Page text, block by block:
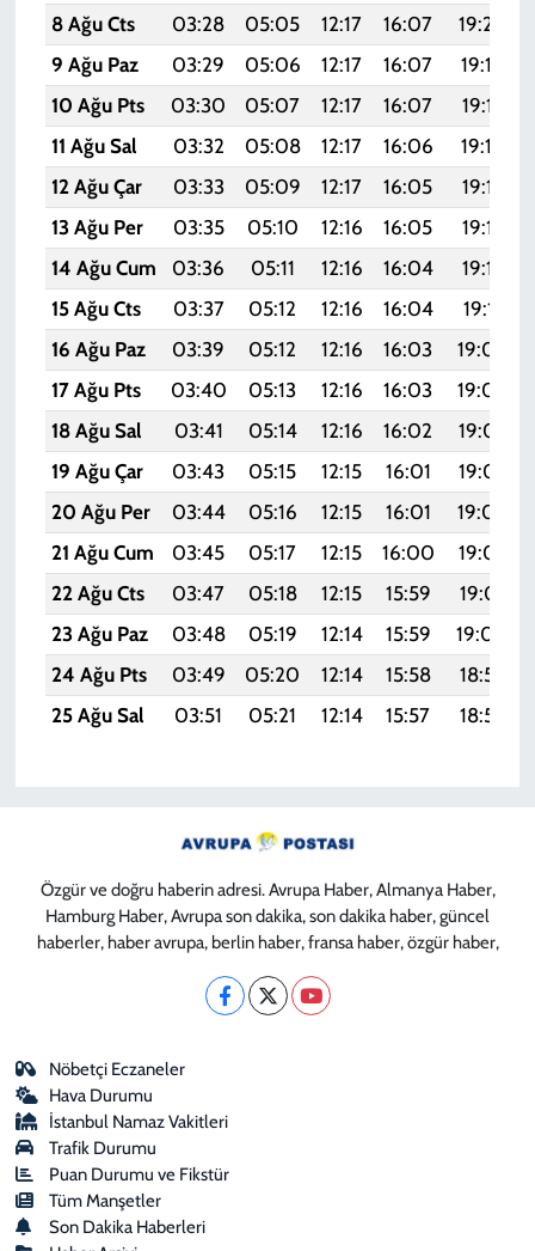
8 Ağu Cts
03:28 05:05 12:17 16:07 19:20
9 Ağu Paz
03:29 05:06 12:17 16:07 19:18
10 Ağu Pts
03:30 05:07 12:17 16:07 19:17
11 Ağu Sal
03:32 05:08 12:17 16:06 19:16
12 Ağu Çar
03:33 05:09 12:17 16:05 19:15
13 Ağu Per
03:35 05:10 12:16 16:05 19:13
14 Ağu Cum
03:36 05:11 12:16 16:04 19:12
15 Ağu Cts
03:37 05:12 12:16 16:04 19:11
16 Ağu Paz
03:39 05:12 12:16 16:03 19:09
17 Ağu Pts
03:40 05:13 12:16 16:03 19:08
18 Ağu Sal
03:41 05:14 12:16 16:02 19:07
19 Ağu Çar
03:43 05:15 12:15 16:01 19:05
20 Ağu Per
03:44 05:16 12:15 16:01 19:04
21 Ağu Cum
03:45 05:17 12:15 16:00 19:02
22 Ağu Cts
03:47 05:18 12:15 15:59 19:01
23 Ağu Paz
03:48 05:19 12:14 15:59 19:00
24 Ağu Pts
03:49 05:20 12:14 15:58 18:58
25 Ağu Sal
03:51 05:21 12:14 15:57 18:57
Özgür ve doğru haberin adresi. Avrupa Haber, Almanya Haber,
Hamburg Haber, Avrupa son dakika, son dakika haber, güncel
haberler, haber avrupa, berlin haber, fransa haber, özgür haber,
Nöbetçi Eczaneler
Hava Durumu
İstanbul Namaz Vakitleri
Trafik Durumu
Puan Durumu ve Fikstür
Tüm Manşetler
Son Dakika Haberleri